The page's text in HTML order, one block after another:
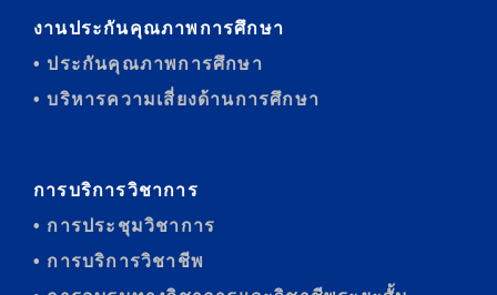
งานประกันคุณภาพการศึกษา
• ประกันคุณภาพการศึกษา
• บริหารความเสี่ยงด้านการศึกษา
การบริการวิชาการ
• การประชุมวิชาการ
• การบริการวิชาชีพ